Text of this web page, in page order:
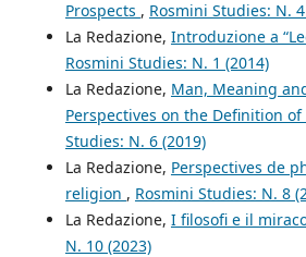
Prospects , Rosmini Studies: N.
La Redazione, Introduzione a
Rosmini Studies: N. 1 (2014)
La Redazione, Man, Meaning
Perspectives on the Definition
Studies: N. 6 (2019)
La Redazione, Perspectives de
religion , Rosmini Studies: N. 8
La Redazione, I filosofi e il
N. 10 (2023)